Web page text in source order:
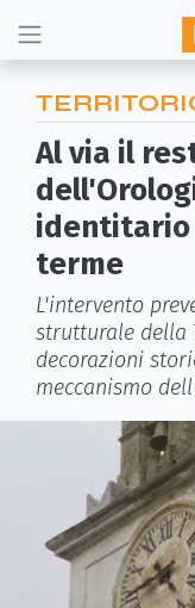
Al via il
terme
L'intervento
strutturale della
decorazioni
meccanismo